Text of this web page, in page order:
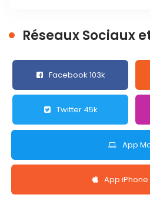
Réseaux Sociaux
Facebook 103k
Twitter 45k
App
App